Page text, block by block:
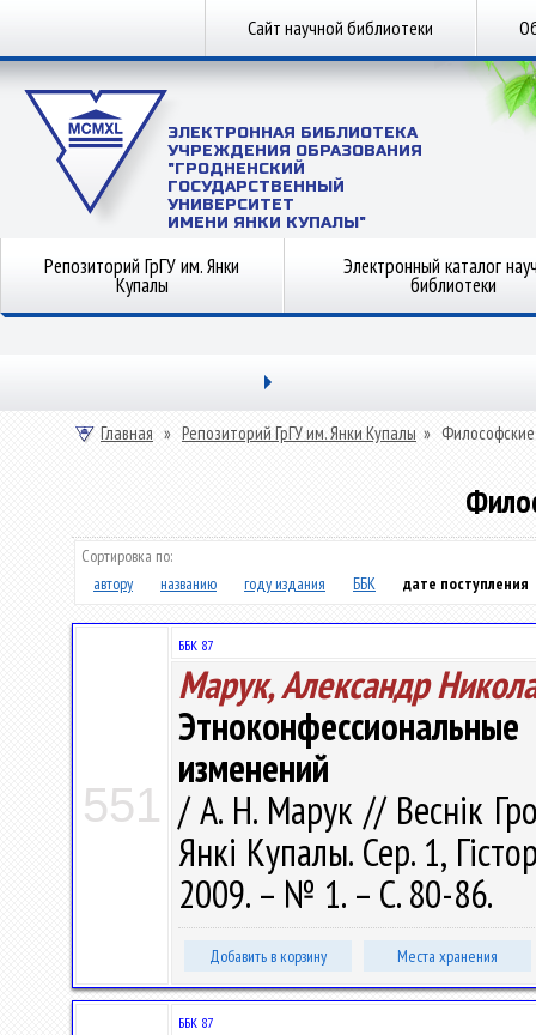
Сайт научной библиотеки
ЭЛЕКТРОННАЯ БИБЛИОТЕКА
УЧРЕЖДЕНИЯ ОБРАЗОВАНИЯ
"ГРОДНЕНСКИЙ
ГОСУДАРСТВЕННЫЙ
УНИВЕРСИТЕТ
ИМЕНИ ЯНКИ КУПАЛЫ"
Репозиторий ГрГУ им. Янки
Купалы
Электронный каталог
библиотеки
Главная » Репозиторий ГрГУ им. Янки Купалы »
Сортировка по:
автору
названию году издания ББК дате поступления
551
ББК 87
Марук, Александр
изменений
/ А. Н. Марук // Веснік
Янкі Купалы. Сер. 1,
2009. – № 1. – С. 80-86.
Добавить в корзину Места хранения
ББК 87